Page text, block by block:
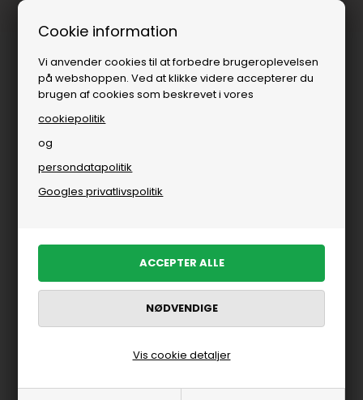
Cookie information
Vi anvender cookies til at forbedre brugeroplevelsen
på webshoppen. Ved at klikke videre accepterer du
brugen af cookies som beskrevet i vores
cookiepolitik
og
persondatapolitik
Googles privatlivspolitik
Vis cookie detaljer